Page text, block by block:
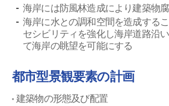
海岸には防風林造成により建築物
海岸に水との調和空間を造成する
セシビリティを強化し海岸道路沿
て海岸の眺望を可能にする
都市型景観要素の計画
建築物の形態及び配置